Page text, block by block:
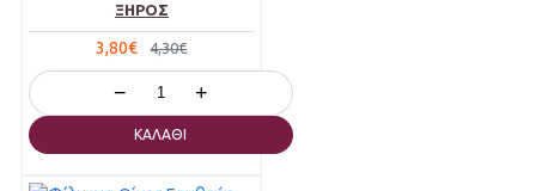
ΞΗΡΌΣ
3,80€ 4,30€
− +
ΚΑΛΆΘΙ